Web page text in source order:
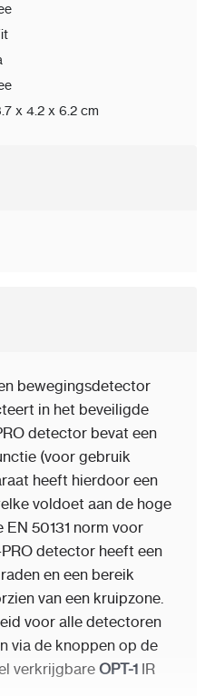
x 4.2 x 6.2 cm
bewegingsdetector
in het beveiligde
detector bevat een
(voor gebruik
heeft hierdoor een
voldoet aan de hoge
EN 50131 norm voor
detector heeft een
en een bereik
van een kruipzone.
voor alle detectoren
via de knoppen op de
verkrijgbare OPT-1 IR